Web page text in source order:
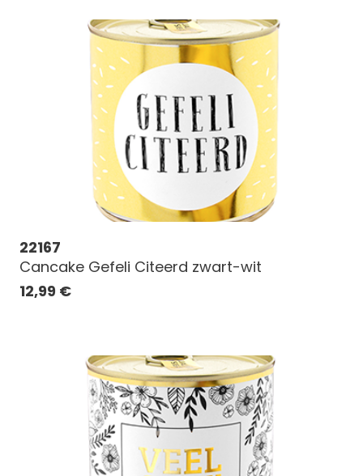
22167
Cancake Gefeli Citeerd zwart-wit
12,99 €